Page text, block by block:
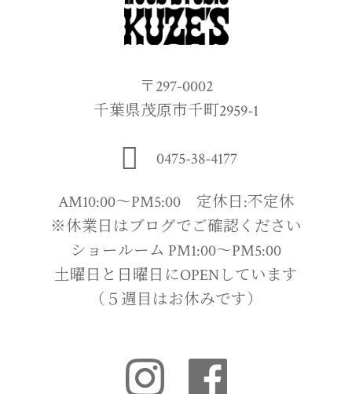
〒297-0002
千葉県茂原市千町2959-1
0475-38-4177
AM10:00〜PM5:00 定休日:不定休
※休業日はブログでご確認ください
ショールーム PM1:00〜PM5:00
土曜日と日曜日にOPENしています
（５週目はお休みです）